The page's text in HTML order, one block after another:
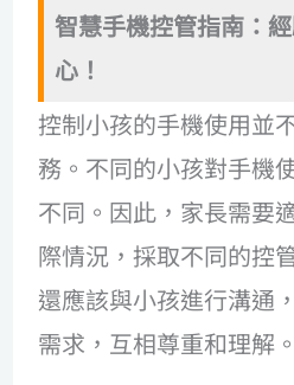
智慧手機控管指南：
心！
控制小孩的手機使用並
務。不同的小孩對手機
不同。因此，家長需要
際情況，採取不同的控
還應該與小孩進行溝通
需求，互相尊重和理解。